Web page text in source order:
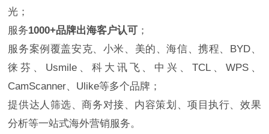
光；
服务1000+品牌出海客户认可 ；
服务案例覆盖安克、小米、美的、海信、携程、BYD、
徕芬、Usmile、科大讯飞、中兴、TCL、WPS、
CamScanner、Ulike等多个品牌；
提供达人筛选、商务对接、内容策划、项目执行、效果
分析等一站式海外营销服务。